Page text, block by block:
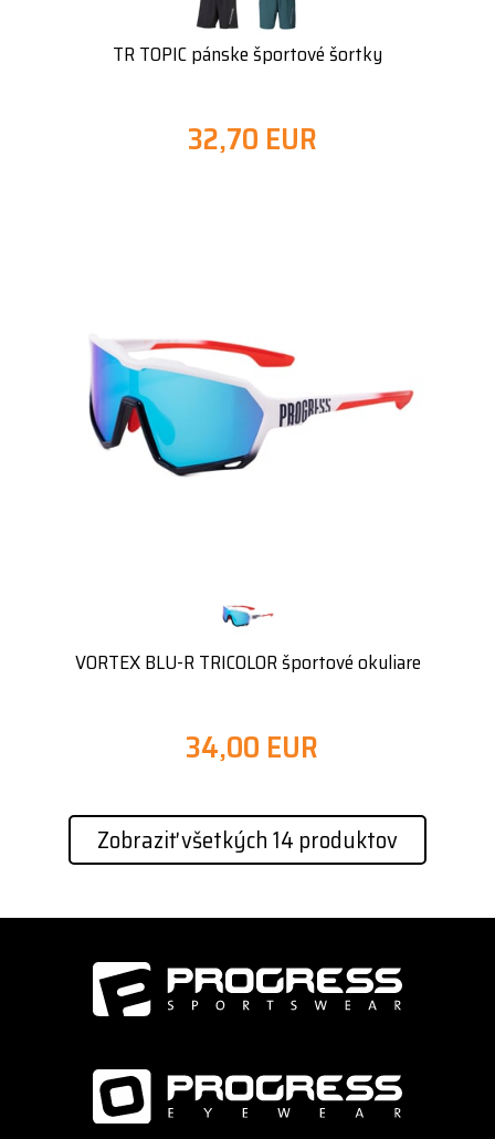
TR TOPIC pánske športové šortky
32,70 EUR
VORTEX BLU-R TRICOLOR športové okuliare
34,00 EUR
Zobraziť všetkých 14 produktov